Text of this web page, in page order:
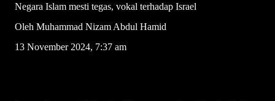
Negara Islam mesti tegas, vokal terhadap Israel
Oleh Muhammad Nizam Abdul Hamid
13 November 2024, 7:37 am